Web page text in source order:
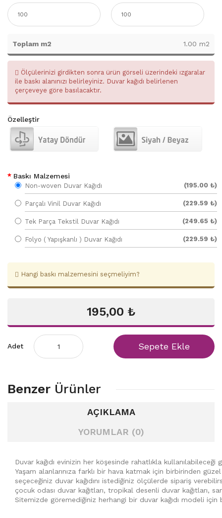
Toplam m2 1.00 m2
Ölçülerinizi girdikten sonra ürün görseli üzerindeki ızgaralar
ile baskı alanınızı belirleyiniz. Duvar kağıdı belirlenen
çerçeveye göre basılacaktır.
Özelleştir
Baskı Malzemesi
Non-woven Duvar Kağıdı (195.00 ₺)
Parçalı Vinil Duvar Kağıdı (229.59 ₺)
Tek Parça Tekstil Duvar Kağıdı (249.65 ₺)
Folyo ( Yapışkanlı ) Duvar Kağıdı (229.59 ₺)
Hangi baskı malzemesini seçmeliyim?
195,00 ₺
Adet Sepete Ekle
Benzer Ürünler
AÇIKLAMA
YORUMLAR (0)
Duvar kağıdı evinizin her köşesinde rahatlıkla
Yaşam alanlarınıza farklı bir hava katmak için birbirinden
seçeceğiniz duvar kağıdını istediğiniz ölçülerde sipariş
çocuk odası duvar kağıtları, tropikal desenli duvar kağıtları,
Sitemizde göremediğiniz herhangi bir duvar kağıdı modeli